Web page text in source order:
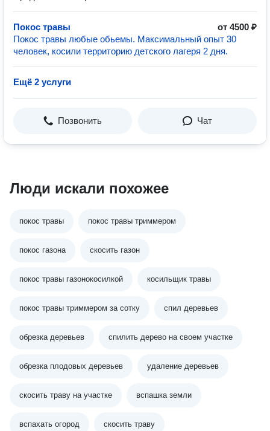
Покос травы
от 4500 ₽
Покос травы любые обьемы. Максимальный опыт 30
человек, косили территорию детского лагеря 2 дня.
Ещё 2 услуги
Позвонить Чат
Люди искали похожее
покос травы покос травы триммером
покос газона скосить газон
покос травы газонокосилкой косильщик травы
покос травы триммером за сотку спил деревьев
обрезка деревьев спилить дерево на своем участке
обрезка плодовых деревьев удаление деревьев
скосить траву на участке вспашка земли
вспахать огород скосить траву